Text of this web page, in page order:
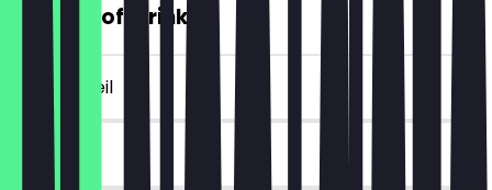
GRATIS Softdrink
~4 € Vorteil
90 Tage